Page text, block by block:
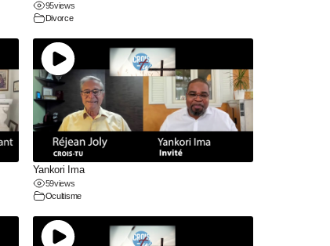
95views
Divorce
Yankori Ima
59views
Ocultisme